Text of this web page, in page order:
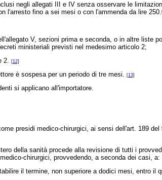
negli allegati III e IV senza osservare le
l'arresto fino a sei mesi o con l'ammenda da lire
V, sezioni prima e seconda, o in altre liste
ministeriali previsti nel medesimo articolo 2;
2. [12]
è sospesa per un periodo di tre mesi. [13]
si applicano all'importatore.
presidi medico-chirurgici, ai sensi dell'art. 189
della sanità procede alla revisione di tutti i
chirurgici, provvedendo, a seconda dei casi, a:
il termine, non superiore a dodici mesi, entro il